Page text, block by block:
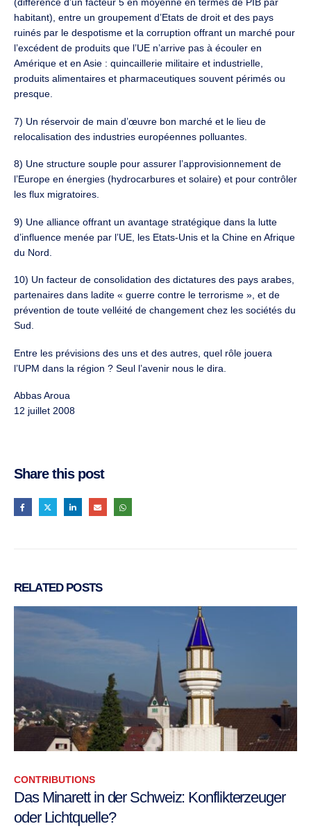
(différence d’un facteur 5 en moyenne en termes de PIB par
habitant), entre un groupement d’Etats de droit et des pays
ruinés par le despotisme et la corruption offrant un marché pour
l’excédent de produits que l’UE n’arrive pas à écouler en
Amérique et en Asie : quincaillerie militaire et industrielle,
produits alimentaires et pharmaceutiques souvent périmés ou
presque.
7) Un réservoir de main d’œuvre bon marché et le lieu de
relocalisation des industries européennes polluantes.
8) Une structure souple pour assurer l’approvisionnement de
l’Europe en énergies (hydrocarbures et solaire) et pour contrôler
les flux migratoires.
9) Une alliance offrant un avantage stratégique dans la lutte
d’influence menée par l’UE, les Etats-Unis et la Chine en Afrique
du Nord.
10) Un facteur de consolidation des dictatures des pays arabes,
partenaires dans ladite « guerre contre le terrorisme », et de
prévention de toute velléité de changement chez les sociétés du
Sud.
Entre les prévisions des uns et des autres, quel rôle jouera
l’UPM dans la région ? Seul l’avenir nous le dira.
Abbas Aroua
12 juillet 2008
Share this post
RELATED POSTS
CONTRIBUTIONS
Das Minarett in der Schweiz: Konflikterzeuger
oder Lichtquelle?